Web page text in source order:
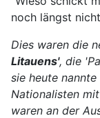
noch längst
Dies waren die
Litauens', die
sie heute nannte
Nationalisten
waren an der